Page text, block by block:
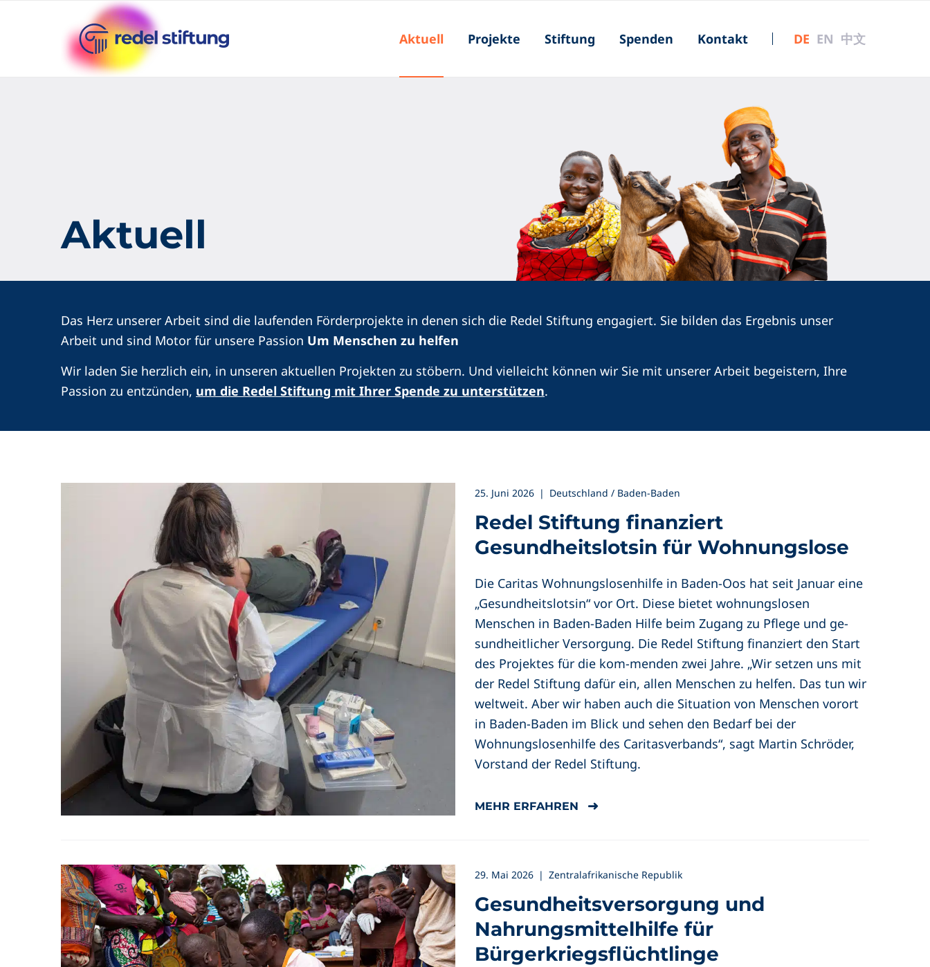
Aktuell Projekte Stiftung Spenden Kontakt DE EN 中文
Aktuell
Das Herz unserer Arbeit sind die laufenden Förderprojekte in denen sich die Redel Stiftung engagiert. Sie bilden das Ergebnis unser
Arbeit und sind Motor für unsere Passion Um Menschen zu helfen
Wir laden Sie herzlich ein, in unseren aktuellen Projekten zu stöbern. Und vielleicht können wir Sie mit unserer Arbeit begeistern, Ihre
Passion zu entzünden, um die Redel Stiftung mit Ihrer Spende zu unterstützen.
25. Juni 2026 | Deutschland / Baden-Baden
Redel Stiftung finanziert
Gesundheitslotsin für Wohnungslose
Die Caritas Wohnungslosenhilfe in Baden-Oos hat seit Januar eine
„Gesundheitslotsin“ vor Ort. Diese bietet wohnungslosen
Menschen in Baden-Baden Hilfe beim Zugang zu Pflege und ge-
sundheitlicher Versorgung. Die Redel Stiftung finanziert den Start
des Projektes für die kom-menden zwei Jahre. „Wir setzen uns mit
der Redel Stiftung dafür ein, allen Menschen zu helfen. Das tun wir
weltweit. Aber wir haben auch die Situation von Menschen vorort
in Baden-Baden im Blick und sehen den Bedarf bei der
Wohnungslosenhilfe des Caritasverbands“, sagt Martin Schröder,
Vorstand der Redel Stiftung.
MEHR ERFAHREN
29. Mai 2026 | Zentralafrikanische Republik
Gesundheitsversorgung und
Nahrungsmittelhilfe für
Bürgerkriegsflüchtlinge